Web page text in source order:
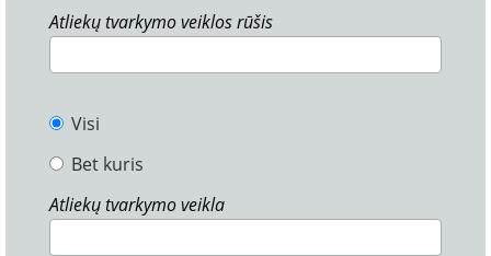
Atliekų tvarkymo veiklos rūšis
Visi
Bet kuris
Atliekų tvarkymo veikla